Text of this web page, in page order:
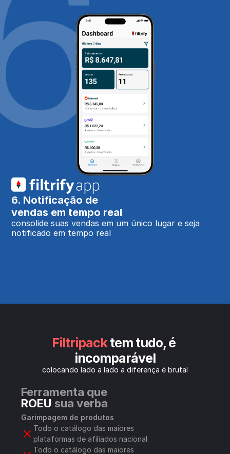
6. Notificação de
vendas em tempo real
consolide suas vendas em um único lugar e seja
notificado em tempo real
Filtripack tem tudo, é
incomparável
colocando lado a lado a diferença é brutal
Ferramenta que
ROEU sua verba
Garimpagem de produtos
Todo o catálogo das maiores
plataformas de afiliados nacional
Todo o catálogo das maiores